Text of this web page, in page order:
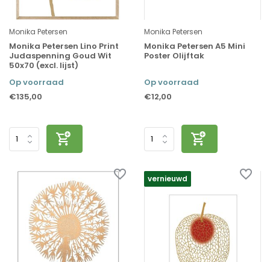
Monika Petersen
Monika Petersen Lino Print
Judaspenning Goud Wit
50x70 (excl. lijst)
Op voorraad
€135,00
Monika Petersen
Monika Petersen A5 Mini
Poster Olijftak
Op voorraad
€12,00
vernieuwd